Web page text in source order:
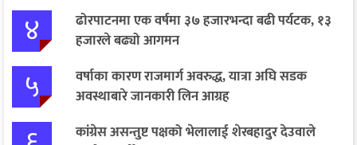
४
ढोरपाटनमा एक वर्षमा ३७ हजारभन्दा बढी पर्यटक, १३
हजारले बढ्यो आगमन
५
वर्षाका कारण राजमार्ग अवरुद्ध, यात्रा अघि सडक
अवस्थाबारे जानकारी लिन आग्रह
कांग्रेस असन्तुष्ट पक्षको भेलालाई शेरबहादुर देउवाले